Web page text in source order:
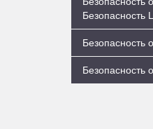
Безопасность
Безопасность
Безопасность